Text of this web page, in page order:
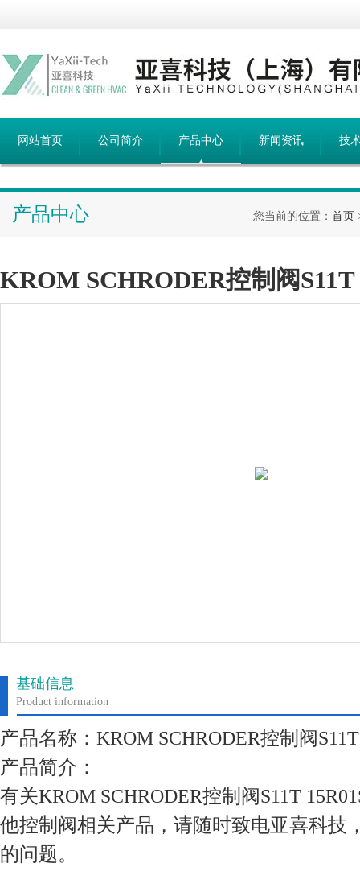
网站首页 公司简介 产品中心 新闻资讯 技
产品中心 您当前的位置： 首页
KROM SCHRODER控制阀S11T
基础信息
Product information
产品名称：KROM SCHRODER控制阀
产品简介：
有关KROM SCHRODER控制阀S11T
他控制阀相关产品，请随时致电亚喜科技
的问题。